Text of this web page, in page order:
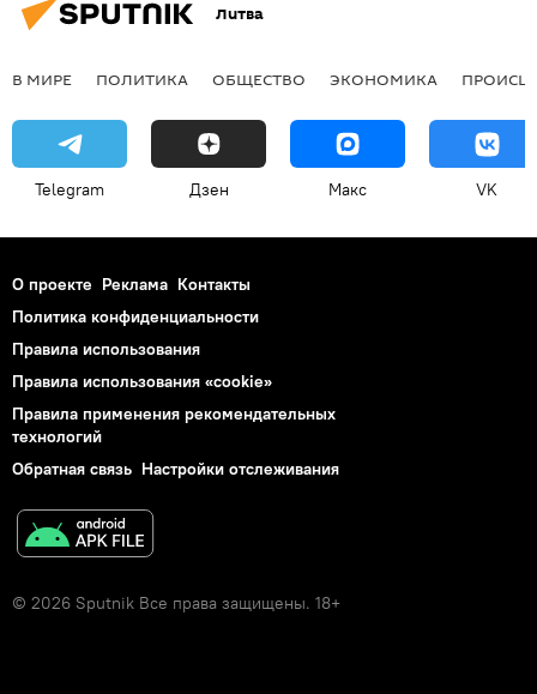
Литва
В МИРЕ ПОЛИТИКА ОБЩЕСТВО ЭКОНОМИКА
Telegram Дзен Макс VK
О проекте Реклама Контакты
Политика конфиденциальности
Правила использования
Правила использования «cookie»
Правила применения рекомендательных
технологий
Обратная связь Настройки отслеживания
© 2026 Sputnik Все права защищены. 18+